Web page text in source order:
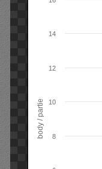
body / partie 8
10
12
14